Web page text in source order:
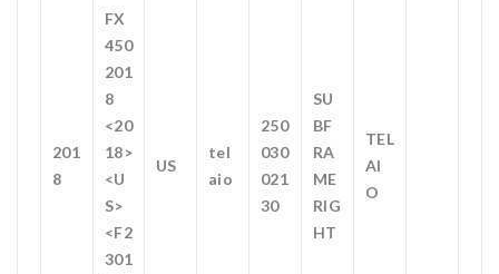
201
8
FX
450
201
8
<20
18>
<U
S>
<F2
301
US
tel
aio
250
030
021
30
SU
BF
RA
ME
RIG
HT
TEL
AI
O